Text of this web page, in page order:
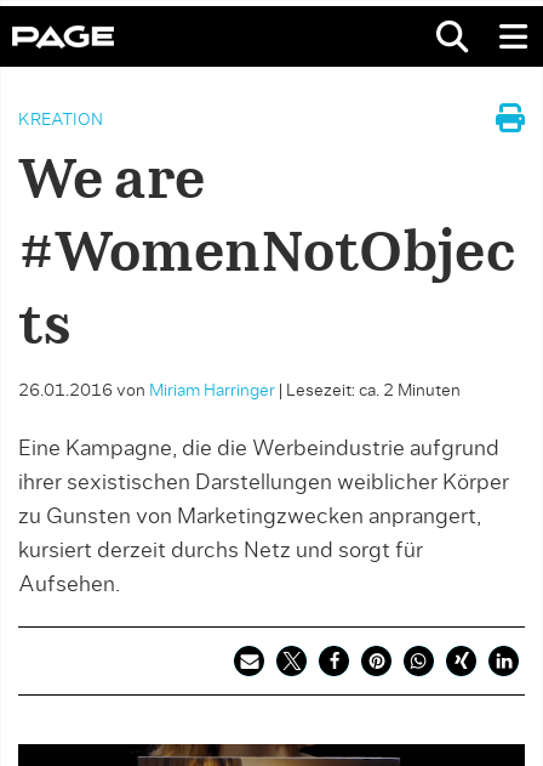
KREATION
We are
#WomenNotObjec
ts
26.01.2016 von Miriam Harringer Lesezeit: ca. 2 Minuten
Eine Kampagne, die die Werbeindustrie aufgrund
ihrer sexistischen Darstellungen weiblicher Körper
zu Gunsten von Marketingzwecken anprangert,
kursiert derzeit durchs Netz und sorgt für
Aufsehen.